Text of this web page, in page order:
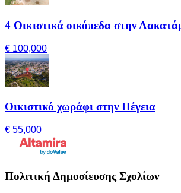
4 Οικιστικά οικόπεδα στην
€ 100,000
Οικιστικό χωράφι στην Πέγεια
€ 55,000
Πολιτική Δημοσίευσης Σχολίων